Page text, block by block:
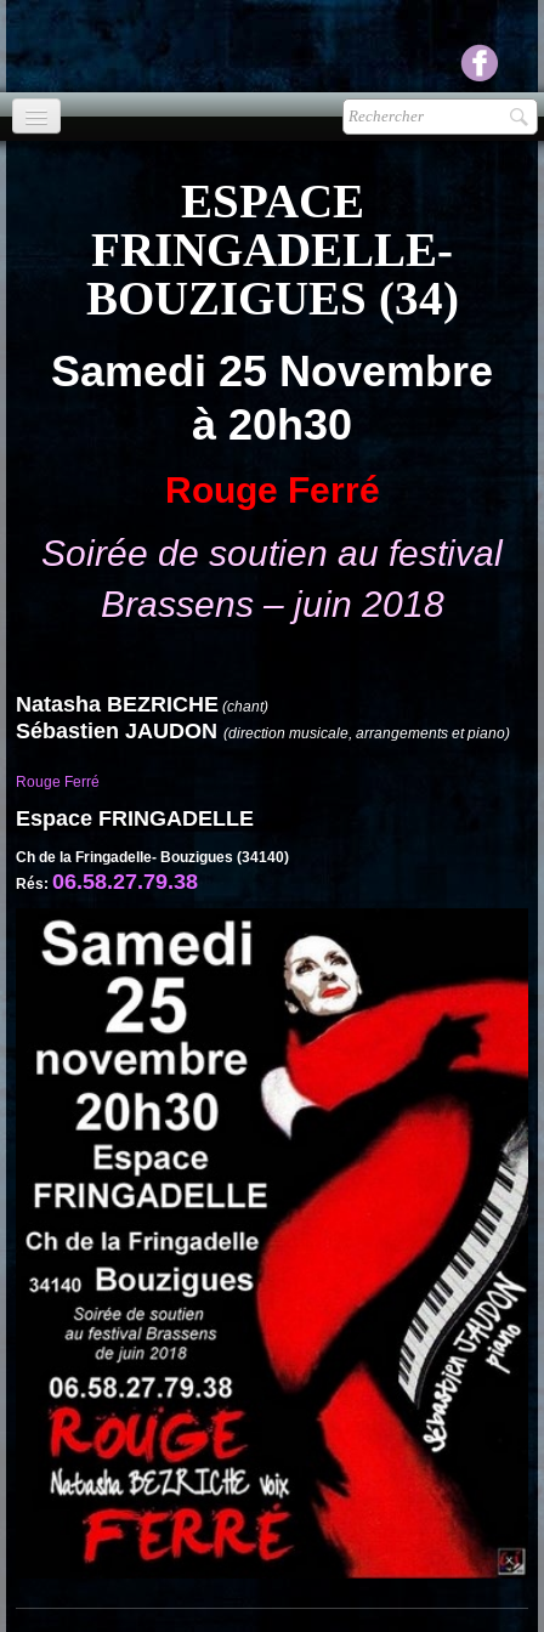
Ecouter Voir▼
vente CD
Contact & liens
ESPACE
FRINGADELLE-
BOUZIGUES (34)
Samedi 25 Novembre
à 20h30
Rouge Ferré
Soirée de soutien au festival
Brassens – juin 2018
Natasha BEZRICHE (chant)
Sébastien JAUDON (direction musicale, arrangements et piano)
Rouge Ferré
Espace FRINGADELLE
Ch de la Fringadelle- Bouzigues (34140)
Rés: 06.58.27.79.38